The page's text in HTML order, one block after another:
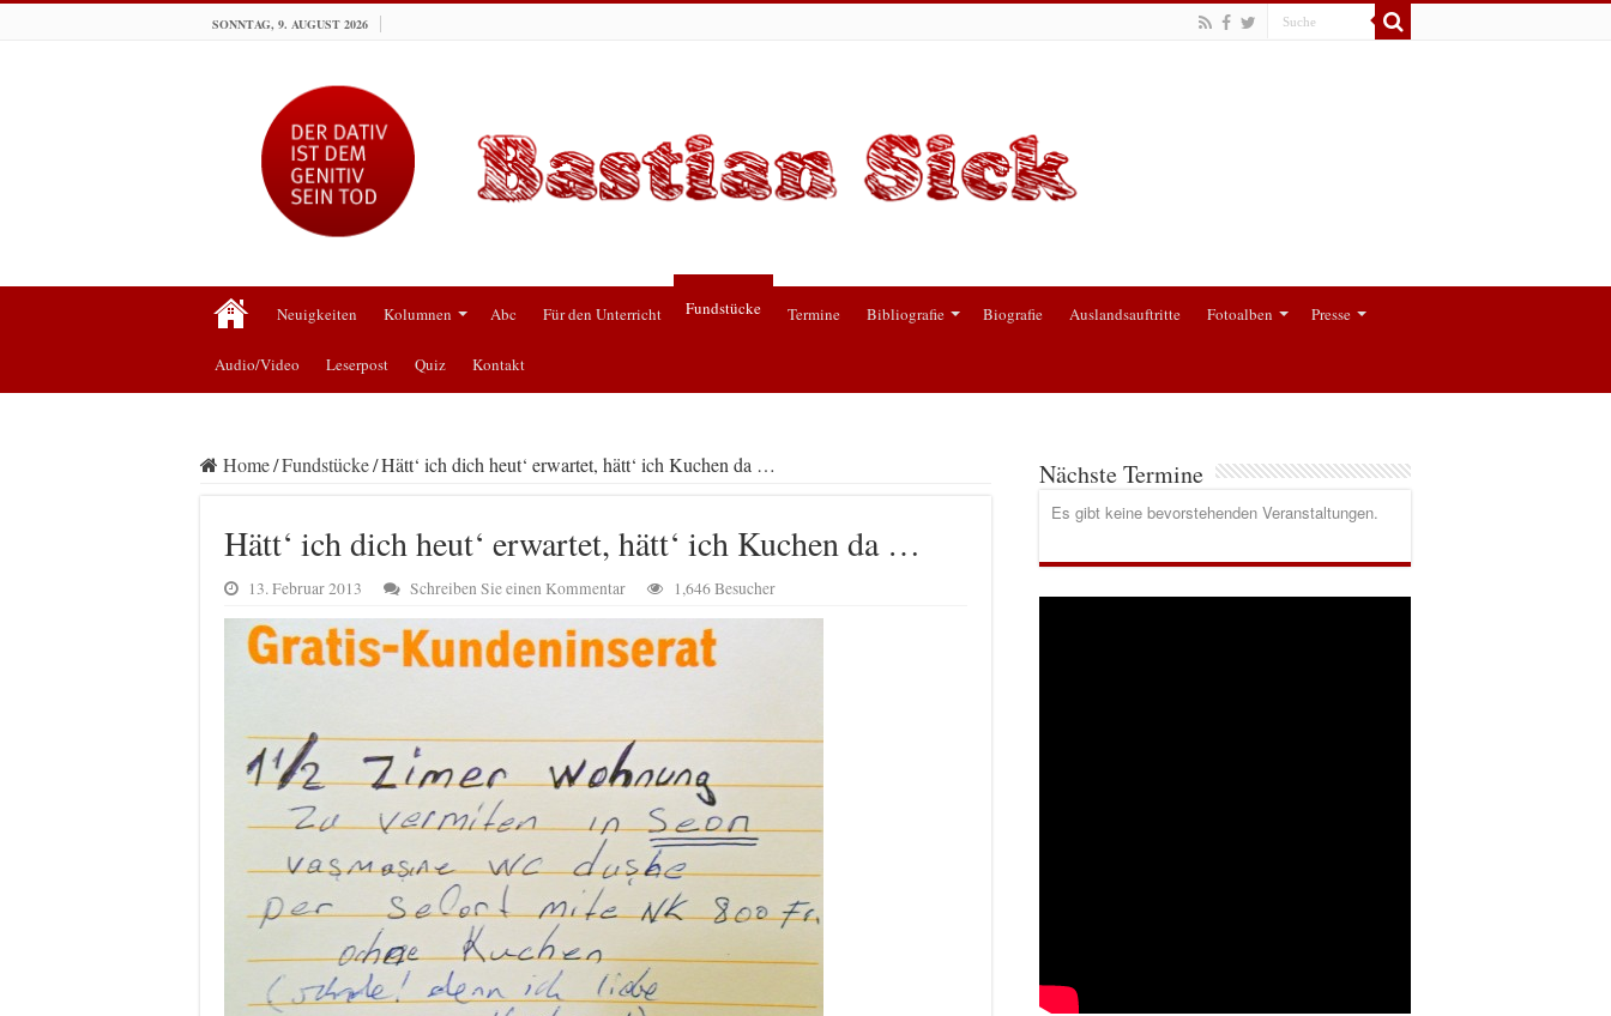
SONNTAG, 9. AUGUST 2026
Neuigkeiten Kolumnen Abc Für den Unterricht Fundstücke Termine Bibliografie Biografie Auslandsauftritte Fotoalben Presse
Audio/Video Leserpost Quiz Kontakt
Home/Fundstücke/Hätt‘ ich dich heut‘ erwartet, hätt‘ ich Kuchen da …
Hätt‘ ich dich heut‘ erwartet, hätt‘ ich Kuchen da …
13. Februar 2013 Schreiben Sie einen Kommentar 1,646 Besucher
Nächste Termine
Es gibt keine bevorstehenden Veranstaltungen.